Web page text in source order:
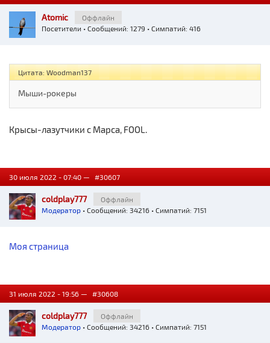
Atomic
Оффлайн
Посетители • Сообщений: 1279 • Симпатий: 416
Цитата: Woodman137
Мыши-рокеры
Крысы-лазутчики с Марса, FOOL.
30 июля 2022 - 07:40 — #30607
coldplay777
Оффлайн
Модератор • Сообщений: 34216 • Симпатий: 7151
Моя страница
31 июля 2022 - 19:56 — #30608
coldplay777
Оффлайн
Модератор • Сообщений: 34216 • Симпатий: 7151